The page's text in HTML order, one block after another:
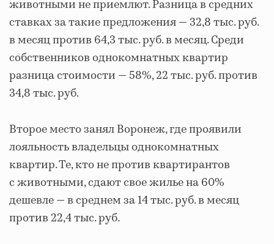
животными не приемлют. Разница в средних
ставках за такие предложения — 32,8 тыс. руб.
в месяц против 64,3 тыс. руб. в месяц. Среди
собственников однокомнатных квартир
разница стоимости — 58%, 22 тыс. руб. против
34,8 тыс. руб.
Второе место занял Воронеж, где проявили
лояльность владельцы однокомнатных
квартир. Те, кто не против квартирантов
с животными, сдают свое жилье на 60%
дешевле — в среднем за 14 тыс. руб. в месяц
против 22,4 тыс. руб.